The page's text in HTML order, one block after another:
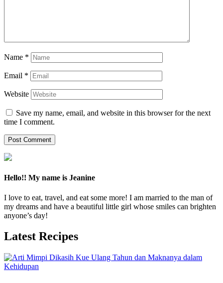
Name *
Email *
Website
Save my name, email, and website in this browser for the next
time I comment.
Hello!! My name is Jeanine
I love to eat, travel, and eat some more! I am married to the man of
my dreams and have a beautiful little girl whose smiles can brighten
anyone’s day!
Latest Recipes